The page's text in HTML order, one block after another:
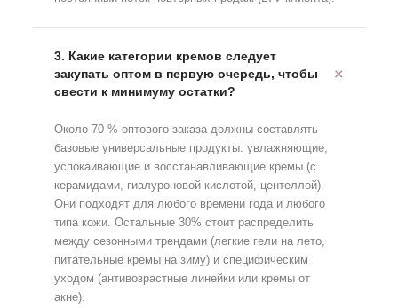
3. Какие категории кремов следует
закупать оптом в первую очередь, чтобы
свести к минимуму остатки?
Около 70 % оптового заказа должны составлять
базовые универсальные продукты: увлажняющие,
успокаивающие и восстанавливающие кремы (с
керамидами, гиалуроновой кислотой, центеллой).
Они подходят для любого времени года и любого
типа кожи. Остальные 30% стоит распределить
между сезонными трендами (легкие гели на лето,
питательные кремы на зиму) и специфическим
уходом (антивозрастные линейки или кремы от
акне).